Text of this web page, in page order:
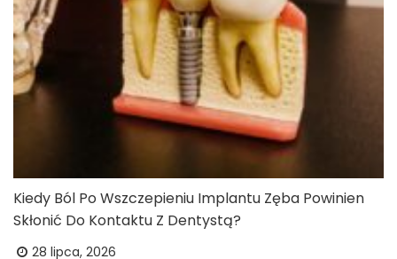
Kiedy Ból Po Wszczepieniu Implantu Zęba Powinien
Skłonić Do Kontaktu Z Dentystą?
28 lipca, 2026